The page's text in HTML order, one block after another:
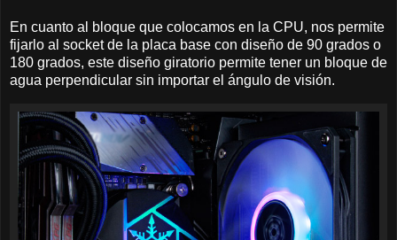
En cuanto al bloque que colocamos en la CPU, nos permite
fijarlo al socket de la placa base con diseño de 90 grados o
180 grados, este diseño giratorio permite tener un bloque de
agua perpendicular sin importar el ángulo de visión.